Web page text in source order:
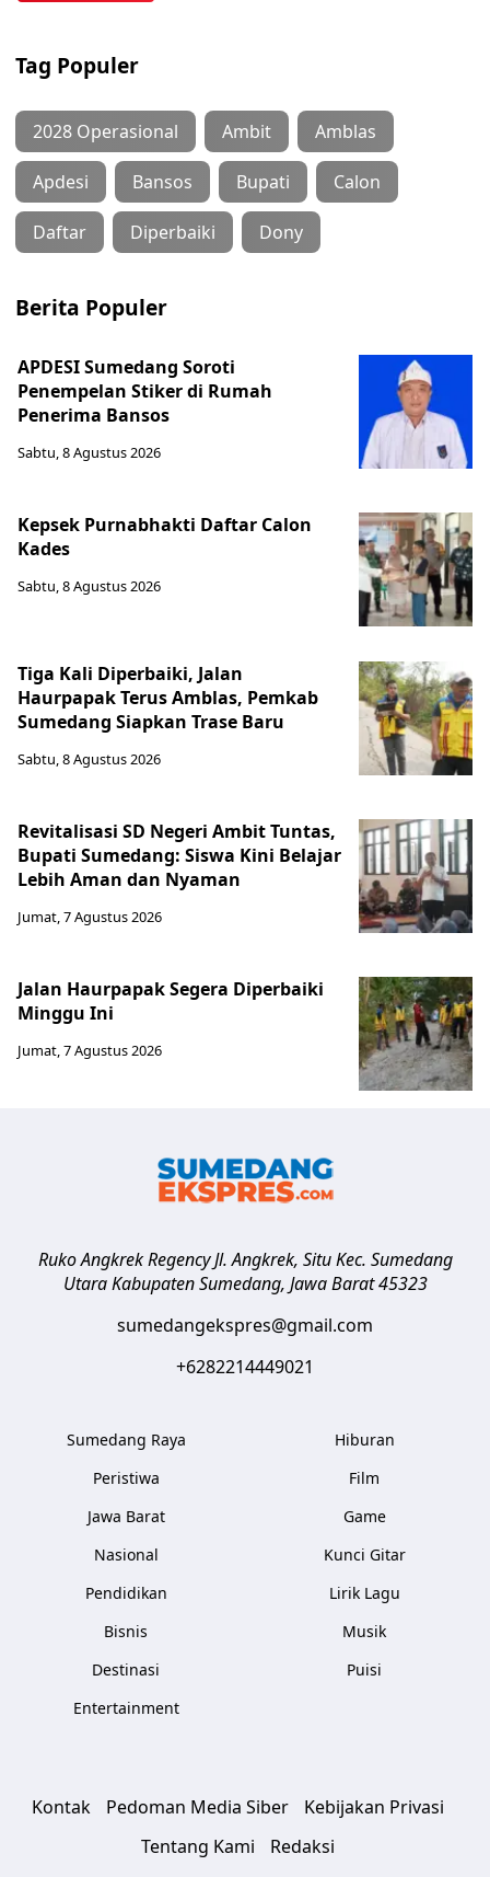
Tag Populer
2028 Operasional Ambit Amblas
Apdesi Bansos Bupati Calon
Daftar Diperbaiki Dony
Berita Populer
APDESI Sumedang Soroti
Penempelan Stiker di Rumah
Penerima Bansos
Sabtu, 8 Agustus 2026
Kepsek Purnabhakti Daftar Calon
Kades
Sabtu, 8 Agustus 2026
Tiga Kali Diperbaiki, Jalan
Haurpapak Terus Amblas, Pemkab
Sumedang Siapkan Trase Baru
Sabtu, 8 Agustus 2026
Revitalisasi SD Negeri Ambit Tuntas,
Bupati Sumedang: Siswa Kini Belajar
Lebih Aman dan Nyaman
Jumat, 7 Agustus 2026
Jalan Haurpapak Segera Diperbaiki
Minggu Ini
Jumat, 7 Agustus 2026
Ruko Angkrek Regency Jl. Angkrek, Situ Kec. Sumedang
Utara Kabupaten Sumedang, Jawa Barat 45323
sumedangekspres@gmail.com
+6282214449021
Sumedang Raya
Peristiwa
Jawa Barat
Nasional
Pendidikan
Bisnis
Destinasi
Entertainment
Hiburan
Film
Game
Kunci Gitar
Lirik Lagu
Musik
Puisi
Kontak Pedoman Media Siber
Kebijakan Privasi
Tentang Kami
Redaksi